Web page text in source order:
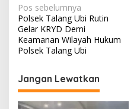
N
a
v
g
a
Pos sebelumnya
Polsek Talang Ubi Rutin
Gelar KRYD Demi
Keamanan Wilayah Hukum
Polsek Talang Ubi
Jangan Lewatkan